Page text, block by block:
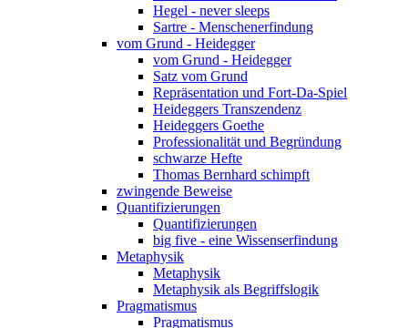
Hegel - never sleeps
Sartre - Menschenerfindung
vom Grund - Heidegger
vom Grund - Heidegger
Satz vom Grund
Repräsentation und Fort-Da-Spiel
Heideggers Transzendenz
Heideggers Goethe
Professionalität und Begründung
schwarze Hefte
Thomas Bernhard schimpft
zwingende Beweise
Quantifizierungen
Quantifizierungen
big five - eine Wissenserfindung
Metaphysik
Metaphysik
Metaphysik als Begriffslogik
Pragmatismus
Pragmatismus